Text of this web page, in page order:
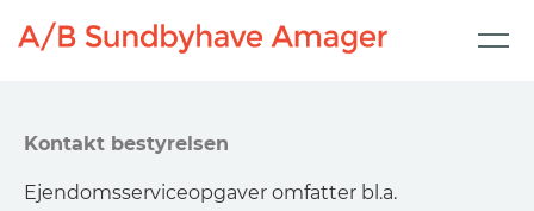
Kontakt bestyrelsen
Ejendomsserviceopgaver omfatter bl.a.